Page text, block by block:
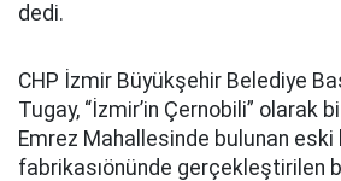
dedi.
CHP İzmir Büyükşehir Belediye
Tugay, “İzmir’in Çernobili” olarak
Emrez Mahallesinde bulunan eski
fabrikasıönünde gerçekleştirilen